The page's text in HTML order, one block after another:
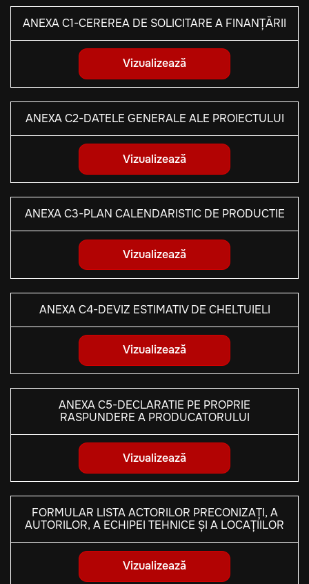
ANEXA C1-CEREREA DE SOLICITARE A FINANȚĂRII
Vizualizează
ANEXA C2-DATELE GENERALE ALE PROIECTULUI
Vizualizează
ANEXA C3-PLAN CALENDARISTIC DE PRODUCTIE
Vizualizează
ANEXA C4-DEVIZ ESTIMATIV DE CHELTUIELI
Vizualizează
ANEXA C5-DECLARATIE PE PROPRIE
RASPUNDERE A PRODUCATORULUI
Vizualizează
FORMULAR LISTA ACTORILOR PRECONIZAȚI, A
AUTORILOR, A ECHIPEI TEHNICE ȘI A LOCAȚIILOR
Vizualizează